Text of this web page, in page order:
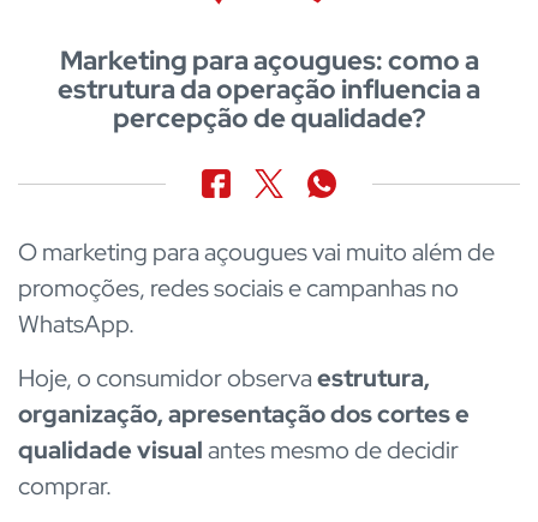
Marketing para açougues: como a
estrutura da operação influencia a
percepção de qualidade?
O marketing para açougues vai muito além de
promoções, redes sociais e campanhas no
WhatsApp.
Hoje, o consumidor observaestrutura,
organização, apresentação dos cortes e
qualidade visualantes mesmo de decidir
comprar.